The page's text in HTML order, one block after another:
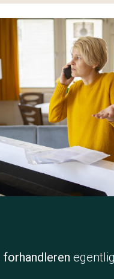
forhandleren